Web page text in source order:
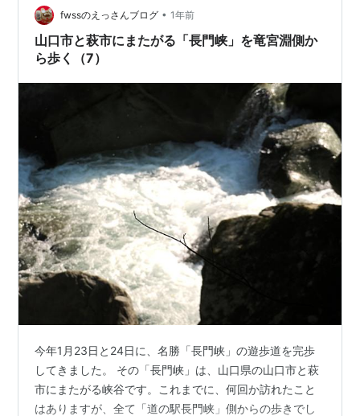
門峡」側から歩きました。それで完歩したことになりま
す。冬早朝の凜とした空気の中を、気…
fwssのえっさんブログ • 1年前
山口市と萩市にまたがる「長門峡」を竜宮淵側か
ら歩く（7）
今年1月23日と24日に、名勝「長門峡」の遊歩道を完歩
してきました。 その「長門峡」は、山口県の山口市と萩
市にまたがる峡谷です。これまでに、何回か訪れたこと
はありますが、全て「道の駅長門峡」側からの歩きでし